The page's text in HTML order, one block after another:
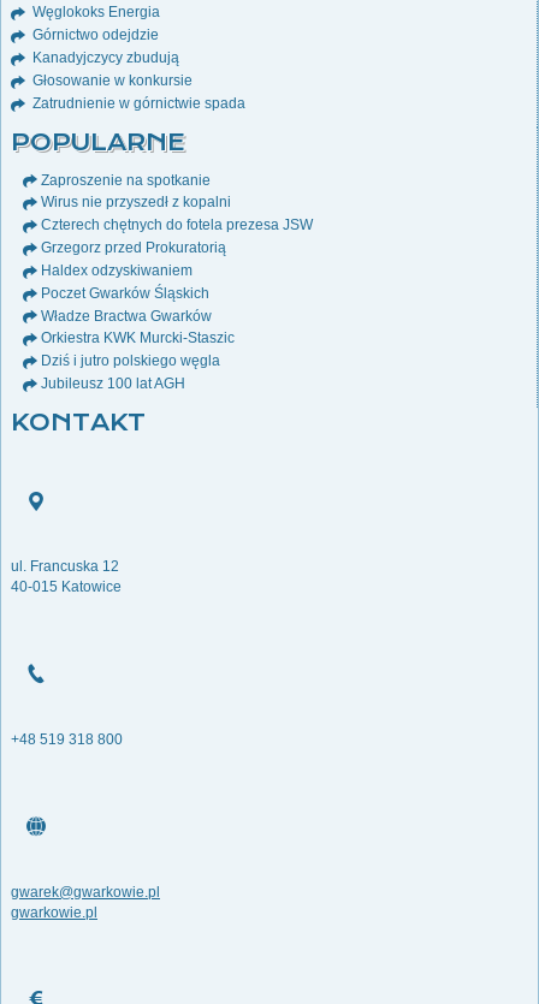
Węglokoks Energia
Górnictwo odejdzie
Kanadyjczycy zbudują
Głosowanie w konkursie
Zatrudnienie w górnictwie spada
POPULARNE
Zaproszenie na spotkanie
Wirus nie przyszedł z kopalni
Czterech chętnych do fotela prezesa JSW
Grzegorz przed Prokuratorią
Haldex odzyskiwaniem
Poczet Gwarków Śląskich
Władze Bractwa Gwarków
Orkiestra KWK Murcki-Staszic
Dziś i jutro polskiego węgla
Jubileusz 100 lat AGH
KONTAKT
ul. Francuska 12
40-015 Katowice
+48 519 318 800
gwarek@gwarkowie.pl
gwarkowie.pl